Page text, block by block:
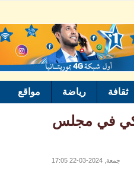
ثقافة رياضة مواقع
في مجلس
جمعة, 2024-03-22 17:05